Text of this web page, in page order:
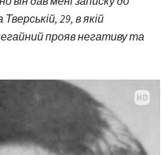
29, в якій
прояв негативу та